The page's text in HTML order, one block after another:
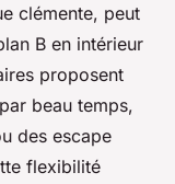
clémente, peut
B en intérieur
proposent
beau temps,
des escape
flexibilité